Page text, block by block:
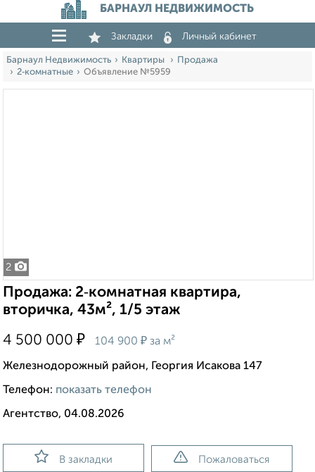
БАРНАУЛ НЕДВИЖИМОСТЬ
Закладки Личный кабинет
Барнаул Недвижимость Квартиры
Продажа
2‑комнатные
Объявление №5959
2
Продажа: 2‑комнатная квартира,
вторичка, 43м², 1/5 этаж
4 500 000 ₽ 104 900 ₽ за м²
Железнодорожный район, Георгия Исакова 147
Телефон: показать телефон
Агентство, 04.08.2026
В закладки Пожаловаться